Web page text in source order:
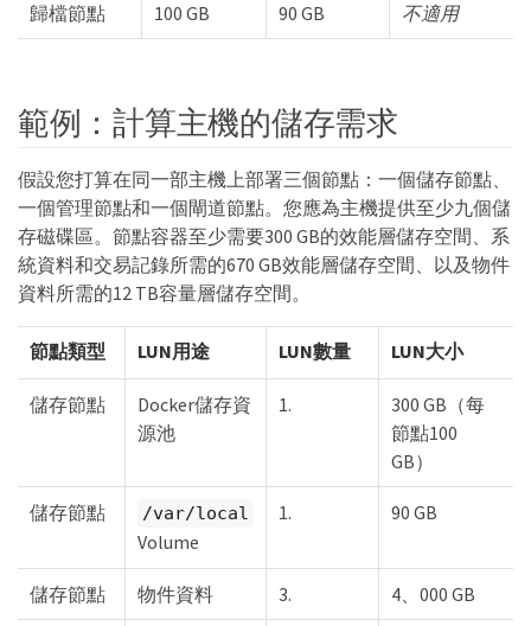
歸檔節點 100 GB 90 GB 不適用
範例：計算主機的儲存需求
假設您打算在同一部主機上部署三個節點：一個儲存節點、
一個管理節點和一個閘道節點。您應為主機提供至少九個儲
存磁碟區。節點容器至少需要300 GB的效能層儲存空間、系
統資料和交易記錄所需的670 GB效能層儲存空間、以及物件
資料所需的12 TB容量層儲存空間。
節點類型 LUN用途 LUN數量 LUN大小
儲存節點
Docker儲存資
源池
1.
300 GB（每
節點100
GB）
儲存節點 /var/local
Volume
1. 90 GB
儲存節點 物件資料 3. 4、000 GB